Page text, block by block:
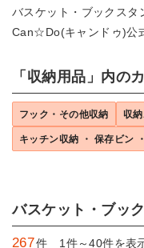
バスケット・ブックスタ
Can☆Do(キャンドゥ)公
「収納用品」内の
フック・その他収納 収
キッチン収納 ・ 保存ビン
バスケット・ブッ
267件 1件～40件を表